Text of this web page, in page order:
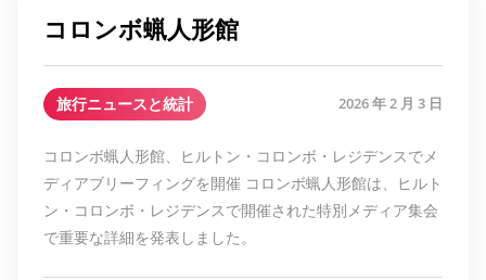
コロンボ蝋人形館
旅行ニュースと統計 2026 年 2 月 3 日
コロンボ蝋人形館、ヒルトン・コロンボ・レジデンスでメ
ディアブリーフィングを開催 コロンボ蝋人形館は、ヒルト
ン・コロンボ・レジデンスで開催された特別メディア集会
で重要な詳細を発表しました。